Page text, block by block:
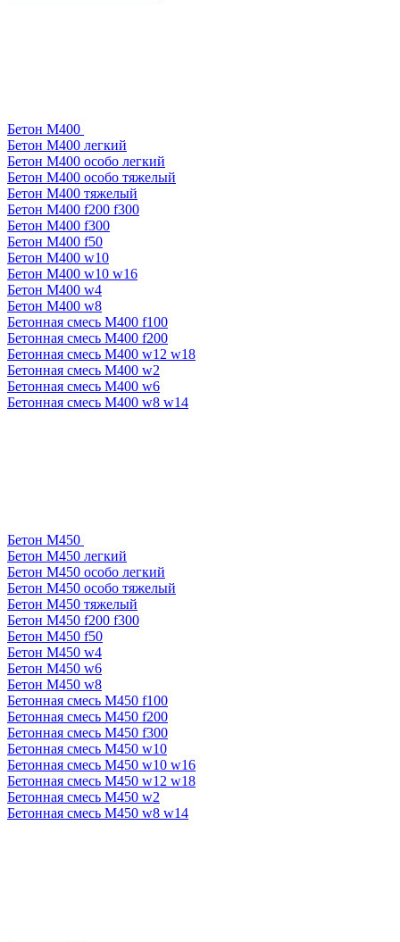
Бетон М400
Бетон М400 легкий
Бетон М400 особо легкий
Бетон М400 особо тяжелый
Бетон М400 тяжелый
Бетон М400 f200 f300
Бетон М400 f300
Бетон М400 f50
Бетон М400 w10
Бетон М400 w10 w16
Бетон М400 w4
Бетон М400 w8
Бетонная смесь М400 f100
Бетонная смесь М400 f200
Бетонная смесь М400 w12 w18
Бетонная смесь М400 w2
Бетонная смесь М400 w6
Бетонная смесь М400 w8 w14
Бетон М450
Бетон М450 легкий
Бетон М450 особо легкий
Бетон М450 особо тяжелый
Бетон М450 тяжелый
Бетон М450 f200 f300
Бетон М450 f50
Бетон М450 w4
Бетон М450 w6
Бетон М450 w8
Бетонная смесь М450 f100
Бетонная смесь М450 f200
Бетонная смесь М450 f300
Бетонная смесь М450 w10
Бетонная смесь М450 w10 w16
Бетонная смесь М450 w12 w18
Бетонная смесь М450 w2
Бетонная смесь М450 w8 w14